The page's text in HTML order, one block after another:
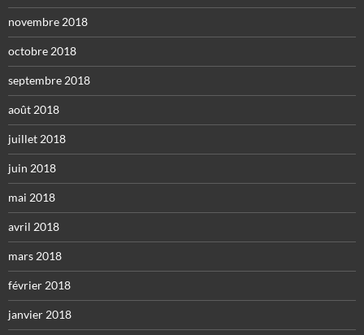
novembre 2018
octobre 2018
septembre 2018
août 2018
juillet 2018
juin 2018
mai 2018
avril 2018
mars 2018
février 2018
janvier 2018